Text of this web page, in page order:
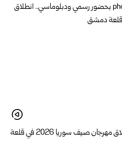
بحضور رسمي ودبلوماسي.. انطلاق مهرجان صيف سوريا 2026 في قلعة